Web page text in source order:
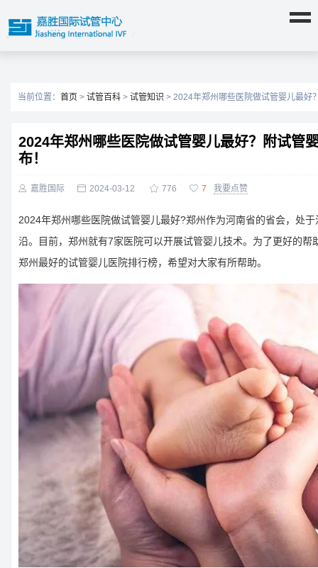
当前位置： 首页 > 试管百科 > 试管知识 > 2024年郑州哪些医院做试管婴儿最好
2024年郑州哪些医院做试管婴儿最好？附试管
布！
 嘉胜国际  2024-03-12  776  7 我要点赞
2024年郑州哪些医院做试管婴儿最好?郑州作为河南省的省会，处
沿。目前，郑州就有7家医院可以开展试管婴儿技术。为了更好的帮
郑州最好的试管婴儿医院排行榜，希望对大家有所帮助。